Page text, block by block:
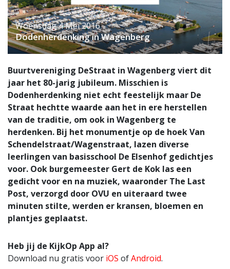
Woensdag 4 Mei 2016
Dodenherdenking in Wagenberg
Buurtvereniging DeStraat in Wagenberg viert dit
jaar het 80-jarig jubileum. Misschien is
Dodenherdenking niet echt feestelijk maar De
Straat hechtte waarde aan het in ere herstellen
van de traditie, om ook in Wagenberg te
herdenken. Bij het monumentje op de hoek Van
Schendelstraat/Wagenstraat, lazen diverse
leerlingen van basisschool De Elsenhof gedichtjes
voor. Ook burgemeester Gert de Kok las een
gedicht voor en na muziek, waaronder The Last
Post, verzorgd door OVU en uiteraard twee
minuten stilte, werden er kransen, bloemen en
plantjes geplaatst.
Heb jij de KijkOp App al?
Download nu gratis voor iOS ofAndroid.